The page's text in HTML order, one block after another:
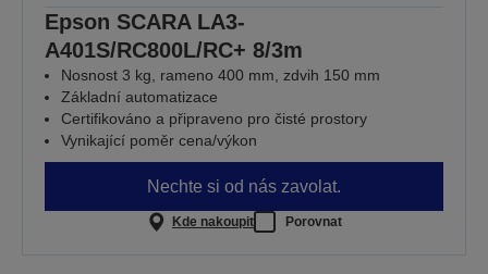
Epson SCARA LA3-
A401S/RC800L/RC+ 8/3m
Nosnost 3 kg, rameno 400 mm, zdvih 150 mm
Základní automatizace
Certifikováno a připraveno pro čisté prostory
Vynikající poměr cena/výkon
Nechte si od nás zavolat.
Kde nakoupit Porovnat